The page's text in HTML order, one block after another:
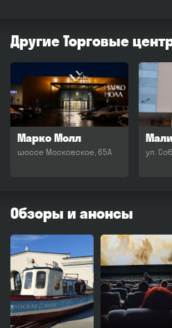
гипермаркет «ЛЕНТА», «М.видео»,
Мир» и другие.
Другие Торговые
Марко Молл
шоссе Московское, 65А ул.
Обзоры и анонсы